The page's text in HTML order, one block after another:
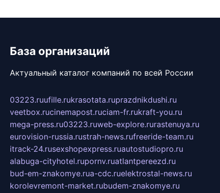
База организаций
Актуальный каталог компаний по всей России
03223.ruufille.rukrasotata.ruprazdnikdushi.ru
veetbox.rucinemapost.ruciam-fr.rukraft-you.ru
mega-press.ru03223.ruweb-explore.rurastenuya.ru
eurovision-russia.rustrah-news.rufreeride-team.ru
itrack-24.rusexshopexpress.ruautostudiopro.ru
alabuga-cityhotel.rupornv.ruatlantpereezd.ru
bud-em-znakomye.rua-cdc.ruelektrostal-news.ru
korolevremont-market.rubudem-znakomye.ru